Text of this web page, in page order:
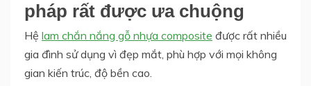
pháp rất được ưa chuộng
Hệ lam chắn nắng gỗ nhựa composite được rất nhiều
gia đình sử dụng vì đẹp mắt, phù hợp với mọi không
gian kiến trúc, độ bền cao.